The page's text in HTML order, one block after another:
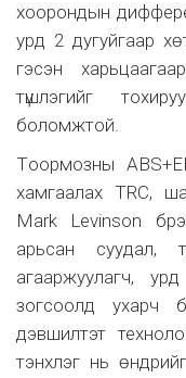
хоорондын
урд 2 дугуйгаар
гэсэн
түшлэгийг
боломжтой.
Tоормозны
хамгаалах ТRC,
Mark Levinson
арьсан суудал,
агааржуулагч,
зогсоолд ухарч
дэвшилтэт
тэнхлэг нь